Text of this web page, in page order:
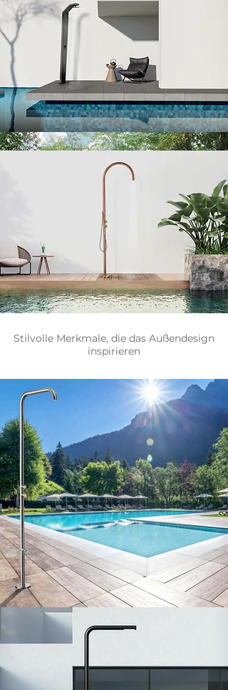
Stilvolle Merkmale, die das Außendesign
inspirieren